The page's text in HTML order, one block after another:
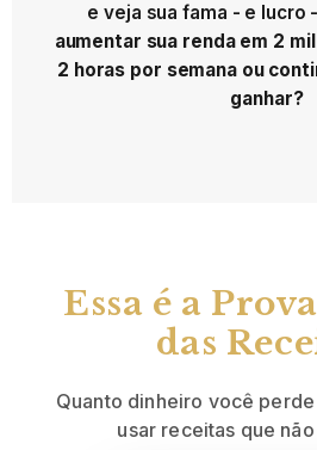
e veja sua fama - e lucro
aumentar sua renda em 2
2 horas por semana ou
ganhar?
Essa é a
das
Quanto dinheiro você
usar receitas que